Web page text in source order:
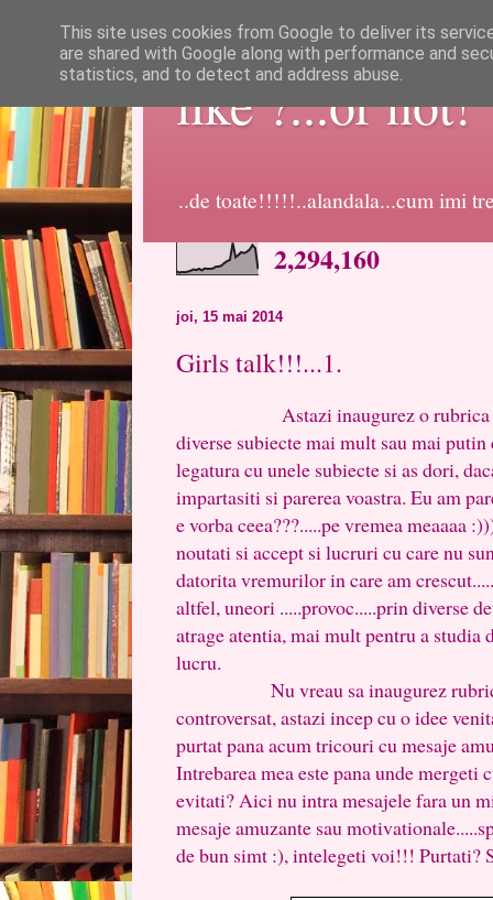
like ?...or not!
..de toate!!!!!..alandala...cum imi
2,294,160
joi, 15 mai 2014
Girls talk!!!...1.
Astazi inaugurez o rubrica
diverse subiecte mai mult sau mai
legatura cu unele subiecte si as dori,
impartasiti si parerea voastra. Eu am
e vorba ceea???.....pe vremea meaaaa
noutati si accept si lucruri cu care nu
datorita vremurilor in care am
altfel, uneori .....provoc.....prin diverse
atrage atentia, mai mult pentru a studia
lucru.
Nu vreau sa inaugurez rubrica
controversat, astazi incep cu o idee
purtat pana acum tricouri cu mesaje
Intrebarea mea este pana unde mergeti
evitati? Aici nu intra mesajele fara un
mesaje amuzante sau
de bun simt :), intelegeti voi!!! Purtati?
This site uses cookies from Google to deliver its
are shared with Google along with performance and
statistics, and to detect and address abuse.